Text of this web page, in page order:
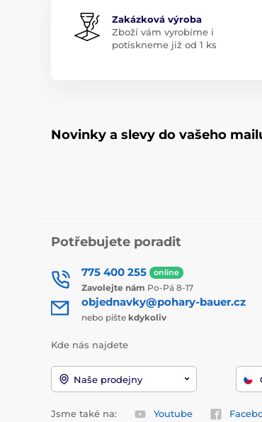
Zakázková výroba
Zboží vám vyrobíme i
potiskneme již od 1 ks
Novinky a slevy do vašeho
Potřebujete poradit
775 400 255 online
Zavolejte nám Po-Pá 8-17
objednavky@pohary-bauer.cz
nebo pište kdykoliv
Kde nás najdete
Naše prodejny
Jsme také na: Youtube